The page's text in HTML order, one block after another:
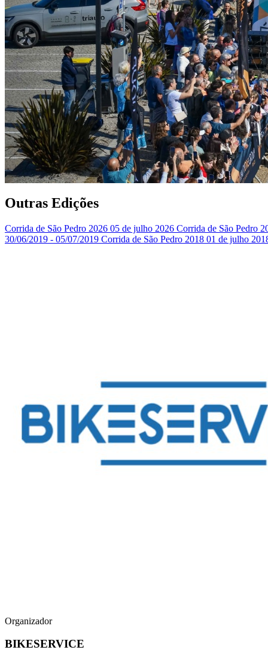
Outras Edições
Corrida de São Pedro 2026 05 de julho 2026 Corrida de São Pedro
30/06/2019 - 05/07/2019 Corrida de São Pedro 2018 01 de julho
Organizador
BIKESERVICE